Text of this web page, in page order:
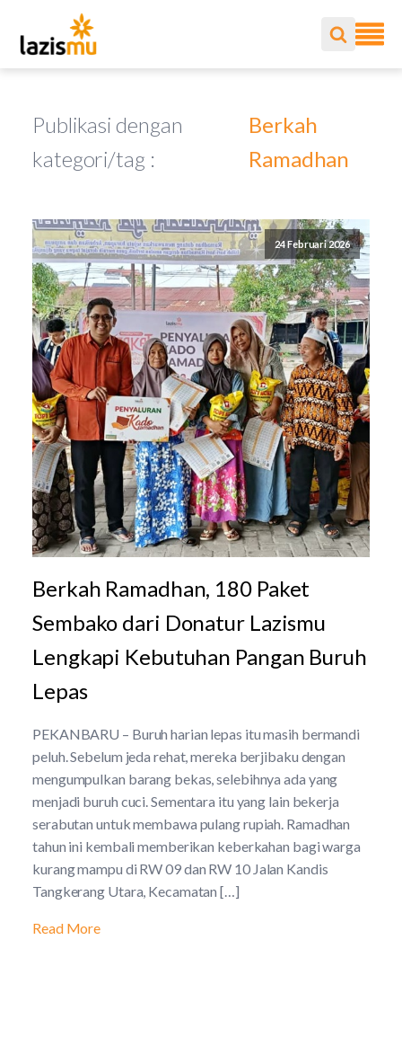
Publikasi dengan
kategori/tag :
Berkah
Ramadhan
24 Februari 2026
Berkah Ramadhan, 180 Paket
Sembako dari Donatur Lazismu
Lengkapi Kebutuhan Pangan Buruh
Lepas
PEKANBARU – Buruh harian lepas itu masih bermandi
peluh. Sebelum jeda rehat, mereka berjibaku dengan
mengumpulkan barang bekas, selebihnya ada yang
menjadi buruh cuci. Sementara itu yang lain bekerja
serabutan untuk membawa pulang rupiah. Ramadhan
tahun ini kembali memberikan keberkahan bagi warga
kurang mampu di RW 09 dan RW 10 Jalan Kandis
Tangkerang Utara, Kecamatan […]
Read More